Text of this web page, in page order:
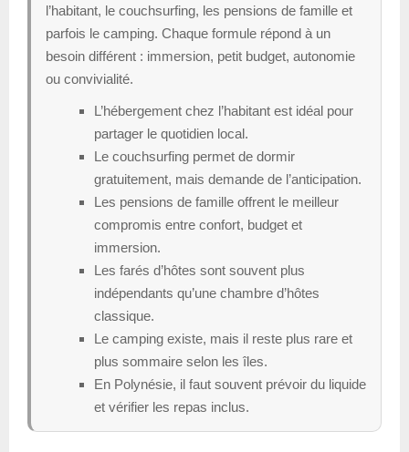
l’habitant, le couchsurfing, les pensions de famille et
parfois le camping. Chaque formule répond à un
besoin différent : immersion, petit budget, autonomie
ou convivialité.
L’hébergement chez l’habitant est idéal pour
partager le quotidien local.
Le couchsurfing permet de dormir
gratuitement, mais demande de l’anticipation.
Les pensions de famille offrent le meilleur
compromis entre confort, budget et
immersion.
Les farés d’hôtes sont souvent plus
indépendants qu’une chambre d’hôtes
classique.
Le camping existe, mais il reste plus rare et
plus sommaire selon les îles.
En Polynésie, il faut souvent prévoir du liquide
et vérifier les repas inclus.